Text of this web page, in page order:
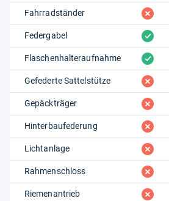
Fahrradständer fehlt
Federgabel vorhanden
Flaschenhalteraufnahme vorhanden
Gefederte Sattelstütze fehlt
Gepäckträger fehlt
Hinterbaufederung fehlt
Lichtanlage fehlt
Rahmenschloss fehlt
Riemenantrieb fehlt